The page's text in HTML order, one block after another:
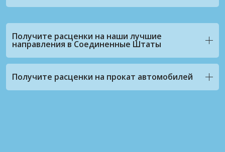
Получите расценки на наши лучшие
направления в Соединенные Штаты
Получите расценки на прокат автомобилей